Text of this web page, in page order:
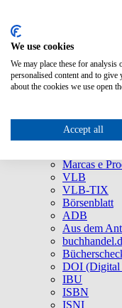
Quem Somos
Empresa
Redes Sociais
Serviço
Marcas e
VLB
VLB-TIX
Börsenblatt
ADB
Aus dem
DOI (Digital
IBU
ISBN
ISNI
We use cookies
We may place these for
personalised content and to
about the cookies we use open
Accept all